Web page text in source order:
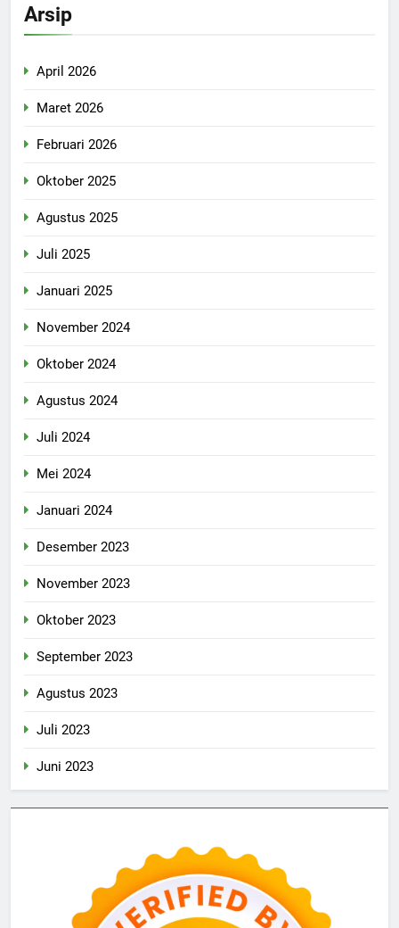
Arsip
April 2026
Maret 2026
Februari 2026
Oktober 2025
Agustus 2025
Juli 2025
Januari 2025
November 2024
Oktober 2024
Agustus 2024
Juli 2024
Mei 2024
Januari 2024
Desember 2023
November 2023
Oktober 2023
September 2023
Agustus 2023
Juli 2023
Juni 2023